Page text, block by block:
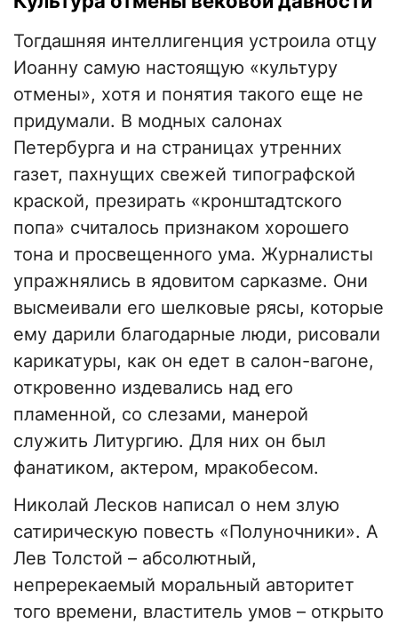
Тогдашняя интеллигенция устроила отцу
Иоанну самую настоящую «культуру
отмены», хотя и понятия такого еще не
придумали. В модных салонах
Петербурга и на страницах утренних
газет, пахнущих свежей типографской
краской, презирать «кронштадтского
попа» считалось признаком хорошего
тона и просвещенного ума. Журналисты
упражнялись в ядовитом сарказме. Они
высмеивали его шелковые рясы, которые
ему дарили благодарные люди, рисовали
карикатуры, как он едет в салон-вагоне,
откровенно издевались над его
пламенной, со слезами, манерой
служить Литургию. Для них он был
фанатиком, актером, мракобесом.
Николай Лесков написал о нем злую
сатирическую повесть «Полуночники». А
Лев Толстой – абсолютный,
непререкаемый моральный авторитет
того времени, властитель умов – открыто